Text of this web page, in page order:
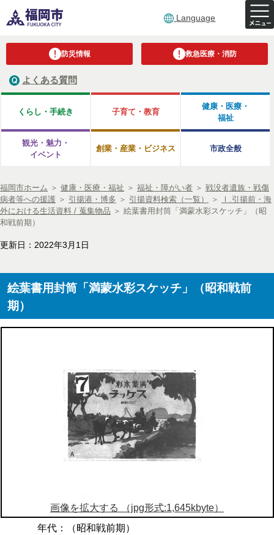
Language
防災情報 救急医療・消防
よくある質問
くらし・手続き 子育て・教育
健康・医療・
福祉
観光・魅力・
イベント
創業・産業・ビジネス 市政全般
福岡市ホーム ＞ 健康・医療・福祉 ＞ 福祉・障がい者 ＞ 戦没者遺族・戦傷
病者等への援護 ＞ 引揚港・博多 ＞ 引揚資料検索（一覧） ＞
Ⅰ.引揚前・海
外における生活資料 / 蒐集物品 ＞ 絵葉書用封筒「満蒙水彩スケッチ」（昭
和戦前期）
更新日：2022年3月1日
絵葉書用封筒「満蒙水彩スケッチ」（昭和戦前
期）
画像を拡大する （jpg形式:1,645kbyte）
年代：（昭和戦前期）